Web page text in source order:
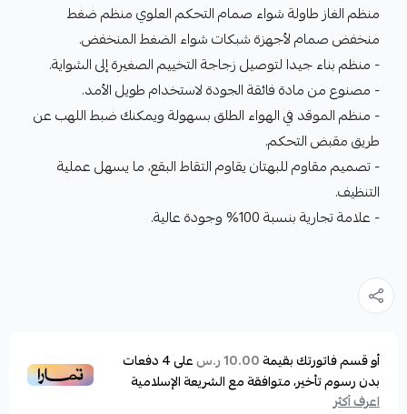
منظم الغاز طاولة شواء صمام التحكم العلوي منظم ضغط
منخفض صمام لأجهزة شبكات شواء الضغط المنخفض.
- منظم بناء جيدا لتوصيل زجاجة التخييم الصغيرة إلى الشواية.
- مصنوع من مادة فائقة الجودة لاستخدام طويل الأمد.
- منظم الموقد في الهواء الطلق بسهولة ويمكنك ضبط اللهب عن
طريق مقبض التحكم.
- تصميم مقاوم للبهتان يقاوم التقاط البقع، ما يسهل عملية
التنظيف.
- علامة تجارية بنسبة 100% وجودة عالية.
أو قسم فاتورتك بقيمة10.00 ر.س على4دفعات
بدون رسوم تأخير، متوافقة مع الشريعة الإسلامية
اعرف أكثر